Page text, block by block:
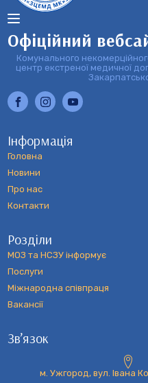
Офіційний
Комунального
центр екстреної медичної
Інформація
Головна
Новини
Про нас
Контакти
Розділи
МОЗ та НСЗУ інформує
Послуги
Міжнародна співпраця
Вакансії
Зв’язок
м. Ужгород, вул. Івана